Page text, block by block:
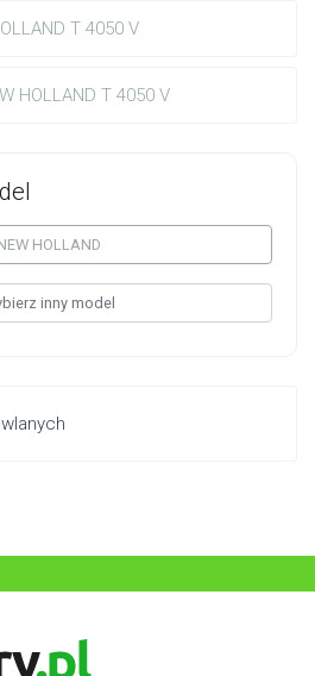
T 4050 V
HOLLAND T 4050 V
HOLLAND
inny model